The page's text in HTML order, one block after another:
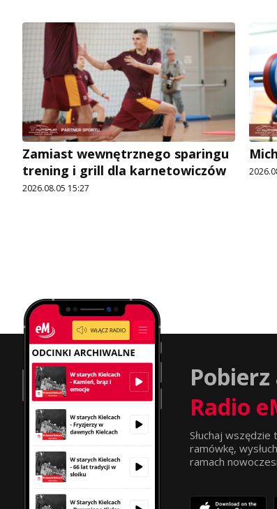
Zamiast wewnętrznego sparingu
trening i grill dla karnetowiczów
2026.08.05 15:27
Radio
Słuchaj
ramówkę,
ramach